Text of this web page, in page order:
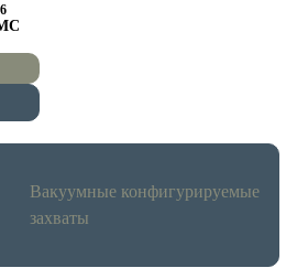
Вакуумные конфигурируемые
захваты